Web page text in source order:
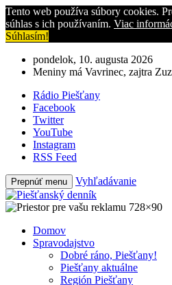
Tento web používa súbory cookies.
súhlas s ich používaním. Viac
Súhlasím!
pondelok, 10. augusta 2026
Meniny má Vavrinec, zajtra
Rádio Piešťany
Facebook
Twitter
YouTube
Instagram
RSS Feed
Prepnúť menu Vyhľadávanie
Domov
Spravodajstvo
Dobré ráno, Piešťany!
Piešťany aktuálne
Región Piešťany